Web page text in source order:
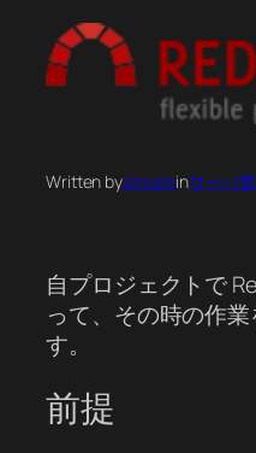
Written byatmarkinサーバ
自プロジェクトで
って、その時の作
す。
前提